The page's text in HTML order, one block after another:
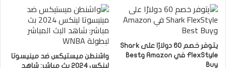
يتوفر خصم 60 دولارًا على Shark
FlexStyle في Amazon وBest
Buy
واشنطن ميستيكس ضد مينيسوتا
لينكس 2024 بث مباشر: شاهد